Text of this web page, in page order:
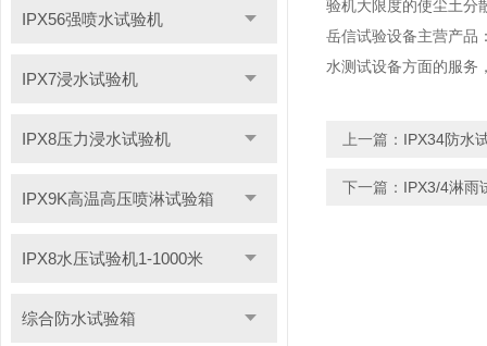
IPX56强喷水试验机
IPX7浸水试验机
IPX8压力浸水试验机
IPX9K高温高压喷淋试验箱
IPX8水压试验机1-1000米
综合防水试验箱
验机大限度的使尘土分
岳信试验设备主营产品
水测试设备方面的服务
上一篇： IPX34防水
下一篇： IPX3/4淋雨